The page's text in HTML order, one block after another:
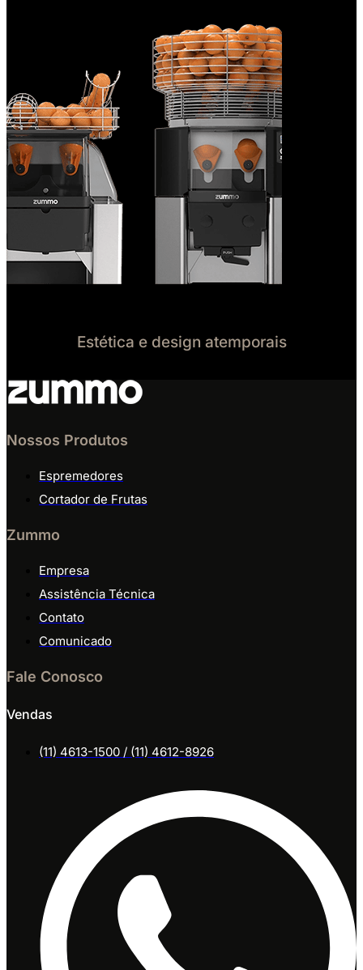
Estética e design atemporais
Nossos Produtos
Espremedores
Cortador de Frutas
Zummo
Empresa
Assistência Técnica
Contato
Comunicado
Fale Conosco
Vendas
(11) 4613-1500 / (11) 4612-8926